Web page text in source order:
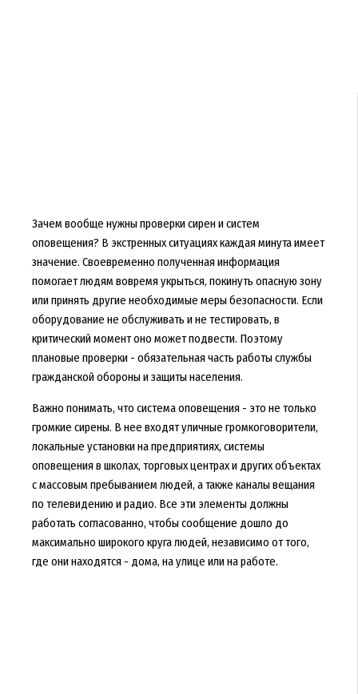
Зачем вообще нужны проверки сирен и систем
оповещения? В экстренных ситуациях каждая минута имеет
значение. Своевременно полученная информация
помогает людям вовремя укрыться, покинуть опасную зону
или принять другие необходимые меры безопасности. Если
оборудование не обслуживать и не тестировать, в
критический момент оно может подвести. Поэтому
плановые проверки - обязательная часть работы службы
гражданской обороны и защиты населения.
Важно понимать, что система оповещения - это не только
громкие сирены. В нее входят уличные громкоговорители,
локальные установки на предприятиях, системы
оповещения в школах, торговых центрах и других объектах
с массовым пребыванием людей, а также каналы вещания
по телевидению и радио. Все эти элементы должны
работать согласованно, чтобы сообщение дошло до
максимально широкого круга людей, независимо от того,
где они находятся - дома, на улице или на работе.